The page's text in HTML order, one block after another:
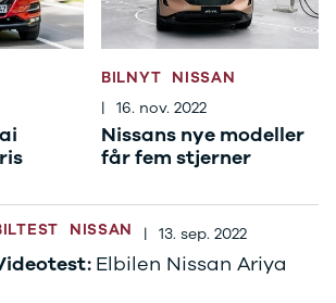
Honda
Se alle
Accord
CR-V
Se alle
Hyundai
Elbil
Ioniq
BILNYT NISSAN
| 16. nov. 2022
Nissans nye modeller
får fem stjerner
NISSAN | 13. sep. 2022
Elbilen Nissan Ariya